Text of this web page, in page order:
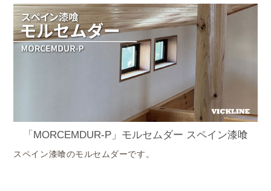
「MORCEMDUR-P」モルセムダー スペイン漆喰
スペイン漆喰のモルセムダーです。